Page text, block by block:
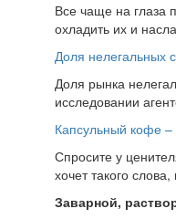
Все чаще на глаза
охладить их и
Доля нелегальных
Доля рынка
исследовании
Капсульный кофе
Спросите у
хочет такого
Заварной,